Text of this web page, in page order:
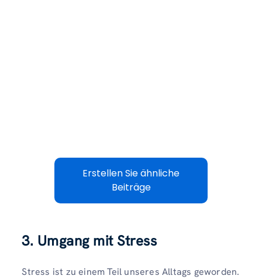
Erstellen Sie ähnliche
Beiträge
3. Umgang mit Stress
Stress ist zu einem Teil unseres Alltags geworden.